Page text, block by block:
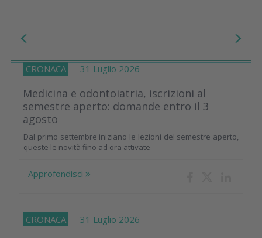
CRONACA 31 Luglio 2026
Medicina e odontoiatria, iscrizioni al
semestre aperto: domande entro il 3
agosto
Dal primo settembre iniziano le lezioni del semestre aperto,
queste le novità fino ad ora attivate
Approfondisci
CRONACA 31 Luglio 2026